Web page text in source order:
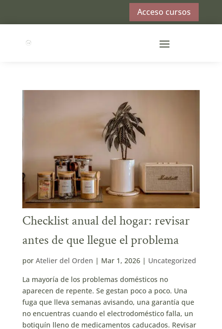
Acceso cursos
Checklist anual del hogar: revisar
antes de que llegue el problema
por Atelier del Orden | Mar 1, 2026| Uncategorized
La mayoría de los problemas domésticos no
aparecen de repente. Se gestan poco a poco. Una
fuga que lleva semanas avisando, una garantía que
no encuentras cuando el electrodoméstico falla, un
botiquín lleno de medicamentos caducados. Revisar